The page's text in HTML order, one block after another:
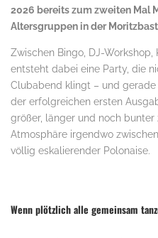
2026 bereits zum zweiten Mal
Altersgruppen in der
Zwischen Bingo, DJ-
entsteht dabei eine Party, die
Clubabend klingt – und
der erfolgreichen ersten
größer, länger und noch bunter
Atmosphäre irgendwo
völlig eskalierender Polonaise.
Wenn plötzlich alle gemeinsam